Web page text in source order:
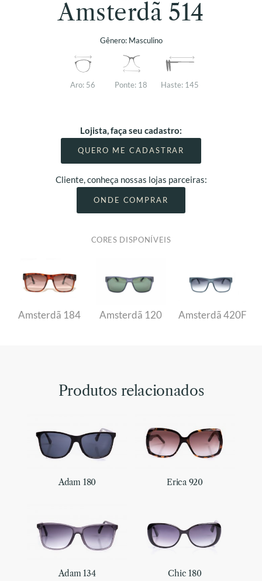
Amsterdã 514
Gênero: Masculino
Aro: 56 Ponte: 18 Haste: 145
Lojista, faça seu cadastro:
QUERO ME CADASTRAR
Cliente, conheça nossas lojas parceiras:
ONDE COMPRAR
CORES DISPONÍVEIS
Amsterdã 184 Amsterdã 120 Amsterdã 420F
Produtos relacionados
Adam 180 Erica 920
Adam 134 Chic 180